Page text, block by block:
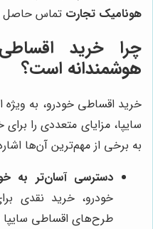
هونامیک تجارت تماس حاصل
چرا خرید
هوشمندانه است؟
خرید اقساطی خودرو، به
سایپا، مزایای متعددی را برای
به برخی از مهم‌ترین آن‌ها
دسترسی آسان‌تر به
خودرو، خرید نقدی
طرح‌های اقساطی سایپا